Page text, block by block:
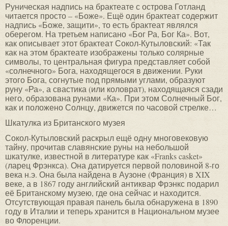
Руническая надпись на брактеате с острова Готланд
читается просто – «Боже». Ещё один брактеат содержит
надпись «Боже, защити», то есть брактеат являлся
оберегом. На третьем написано «Бог Ра, Бог Ка». Вот,
как описывает этот брактеат Сокол-Кутыловский: «Так
как на этом брактеате изображены только солярные
символы, то центральная фигура представляет собой
«солнечного» Бога, находящегося в движении. Руки
этого Бога, согнутые под прямыми углами, образуют
руну «Ра», а свастика (или коловрат), находящаяся сзади
него, образована рунами «Ка». При этом Солнечный Бог,
как и положено Солнцу, движется по часовой стрелке…
Шкатулка из Британского музея
Сокол-Кутыловский раскрыл ещё одну многовековую
тайну, прочитав славянские руны на небольшой
шкатулке, известной в литературе как «Franks casket»
(ларец Фрэнкса). Она датируется первой половиной 8-го
века н.э. Она была найдена в Аузоне (Франция) в XIX
веке, а в 1867 году английский антиквар Фрэнкс подарил
её Британскому музею, где она сейчас и находится.
Отсутствующая правая панель была обнаружена в 1890
году в Италии и теперь хранится в Национальном музее
во Флоренции.